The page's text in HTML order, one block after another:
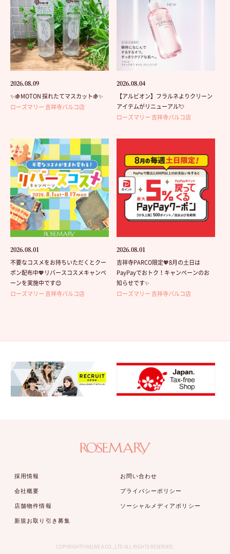
2026.08.09
✨🍇MOTON 採れたてマスカット🍇✨
ローズマリー 吉祥寺パルコ店
2026.08.04
【アルビオン】フラルネよりクリーン
アイテムがリニューアル💘
ローズマリー 吉祥寺パルコ店
2026.08.01
不要なコスメをお持ちいただくとクー
ポン配布中💖リバースコスメキャンペ
ーンを実施中です😊
ローズマリー 吉祥寺パルコ店
2026.08.01
吉祥寺PARCO限定💖8月の土日は
PayPayでおトク！キャンペーンのお
知らせです✨
ローズマリー 吉祥寺パルコ店
採用情報
会社概要
店舗物件情報
新規お取り引き募集
お問い合わせ
プライバシーポリシー
ソーシャルメディアポリシー
COPYRIGHT©NEUVE A CO.,LTD.ALL RIGHTS RESERVED.